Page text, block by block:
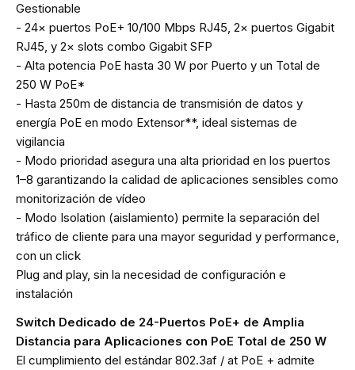
Gestionable
- 24× puertos PoE+ 10/100 Mbps RJ45, 2× puertos Gigabit
RJ45, y 2× slots combo Gigabit SFP
- Alta potencia PoE hasta 30 W por Puerto y un Total de
250 W PoE*
- Hasta 250m de distancia de transmisión de datos y
energía PoE en modo Extensor**, ideal sistemas de
vigilancia
- Modo prioridad asegura una alta prioridad en los puertos
1–8 garantizando la calidad de aplicaciones sensibles como
monitorización de vídeo
- Modo Isolation (aislamiento) permite la separación del
tráfico de cliente para una mayor seguridad y performance,
con un click
Plug and play, sin la necesidad de configuración e
instalación
Switch Dedicado de 24-Puertos PoE+ de Amplia
Distancia para Aplicaciones con PoE Total de 250 W
El cumplimiento del estándar 802.3af / at PoE + admite